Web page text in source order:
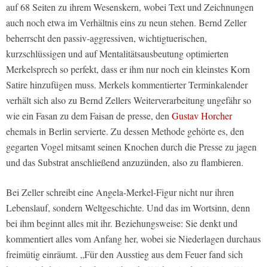
auf 68 Seiten zu ihrem Wesenskern, wobei Text und Zeichnungen
auch noch etwa im Verhältnis eins zu neun stehen. Bernd Zeller
beherrscht den passiv-aggressiven, wichtigtuerischen,
kurzschlüssigen und auf Mentalitätsausbeutung optimierten
Merkelsprech so perfekt, dass er ihm nur noch ein kleinstes Korn
Satire hinzufügen muss. Merkels kommentierter Terminkalender
verhält sich also zu Bernd Zellers Weiterverarbeitung ungefähr so
wie ein Fasan zu dem Faisan de presse, denGustav Horcher
ehemals in Berlin servierte. Zu dessen Methode gehörte es, den
gegarten Vogel mitsamt seinen Knochen durch die Presse zu jagen
und das Substrat anschließend anzuzünden, also zu flambieren.
Bei Zeller schreibt eine Angela-Merkel-Figur nicht nur ihren
Lebenslauf, sondern Weltgeschichte. Und das im Wortsinn, denn
bei ihm beginnt alles mit ihr. Beziehungsweise: Sie denkt und
kommentiert alles vom Anfang her, wobei sie Niederlagen durchaus
freimütig einräumt. „Für den Ausstieg aus dem Feuer fand sich